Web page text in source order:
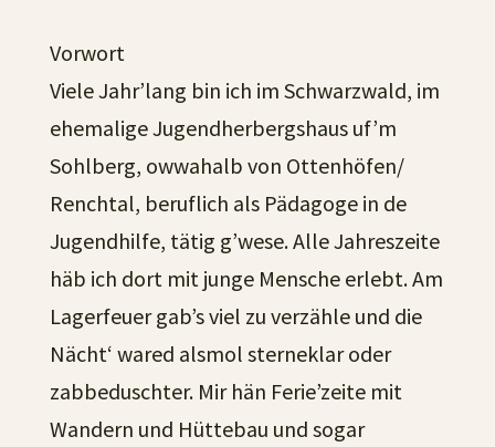
Vorwort
Viele Jahr’lang bin ich im Schwarzwald, im
ehemalige Jugendherbergshaus uf’m
Sohlberg, owwahalb von Ottenhöfen/
Renchtal, beruflich als Pädagoge in de
Jugendhilfe, tätig g’wese. Alle Jahreszeite
häb ich dort mit junge Mensche erlebt. Am
Lagerfeuer gab’s viel zu verzähle und die
Nächt‘ wared alsmol sterneklar oder
zabbeduschter. Mir hän Ferie’zeite mit
Wandern und Hüttebau und sogar